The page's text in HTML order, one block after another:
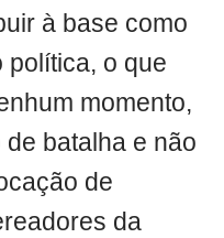
à base como
política, o que
momento,
batalha e não
de
da